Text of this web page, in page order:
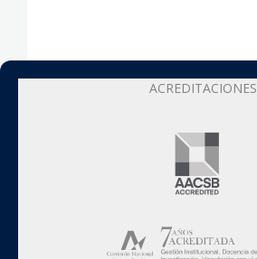
ACREDITACIONES